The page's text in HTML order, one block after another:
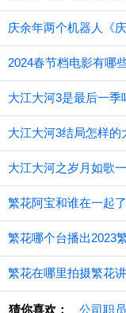
庆余年两个机器人《
2024春节档电影有哪
大江大河3是最后一
大江大河3结局怎样
大江大河之岁月如歌
繁花阿宝和谁在一起
繁花哪个台播出2023
繁花在哪里拍摄繁花
猜你喜欢： 公司职